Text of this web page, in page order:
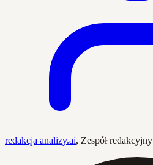
redakcja analizy.ai, Zespół redakcyjny